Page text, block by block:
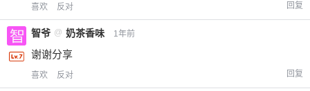
喜欢 反对 回复
智爷 @ 奶茶香味 1年前
谢谢分享
喜欢 反对 回复